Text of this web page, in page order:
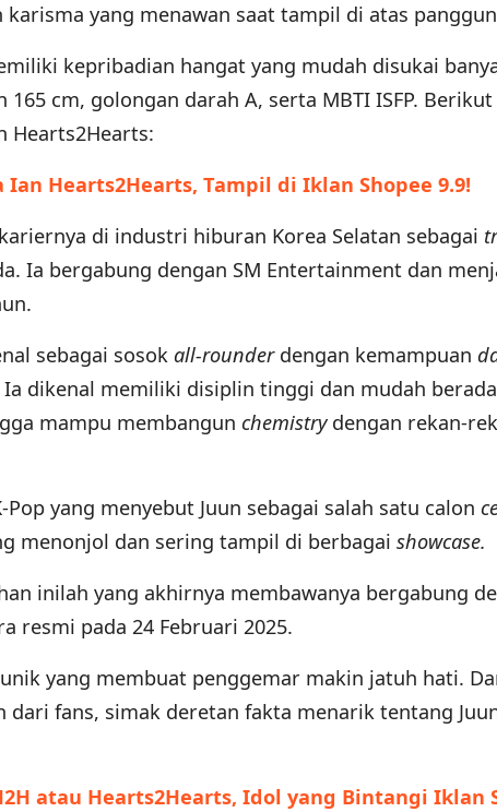
yang menawan saat tampil di atas
kepribadian hangat yang mudah disukai
cm, golongan darah A, serta MBTI ISFP. Berikut
Hearts2Hearts:
Ian Hearts2Hearts, Tampil di Iklan Shopee 9.9!
di industri hiburan Korea Selatan sebagai
Ia bergabung dengan SM Entertainment dan
sebagai sosok all-rounder dengan kemampuan
dikenal memiliki disiplin tinggi dan mudah
mampu membangun chemistrydengan rekan-
yang menyebut Juun sebagai salah satu calon
menonjol dan sering tampil di berbagai showcase.
inilah yang akhirnya membawanya bergabung
resmi pada 24 Februari 2025.
yang membuat penggemar makin jatuh hati.
dari fans, simak deretan fakta menarik tentang
atau Hearts2Hearts, Idol yang Bintangi Iklan